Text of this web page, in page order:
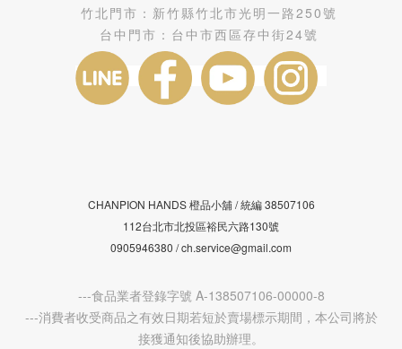
竹北門市： 新竹縣竹北市光明一路250號
台中門市： 台中市西區存中街24號
CHANPION HANDS 橙品小舖 /統編38507106
112台北市北投區裕民六路130號
0905946380 / ch.service@gmail.com
---食品業者登錄字號 A-138507106-00000-8
---消費者收受商品之有效日期若短於賣場標示期間，本公司將於
接獲通知後協助辦理。